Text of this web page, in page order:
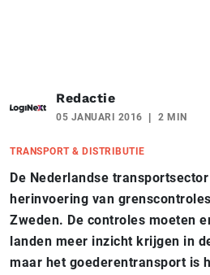
Redactie
05 JANUARI 2016 2 MIN
TRANSPORT & DISTRIBUTIE
De Nederlandse
herinvoering van
Zweden. De controles moeten
landen meer inzicht krijgen in
maar het goederentransport is